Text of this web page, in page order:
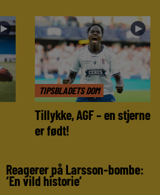
►
TIPSBLADETS DOM
►
Tillykke, AGF – en stjerne
er født!
Reagerer på Larsson-bombe:
‘En vild historie’